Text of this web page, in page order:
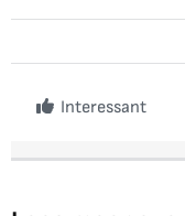
Interessant